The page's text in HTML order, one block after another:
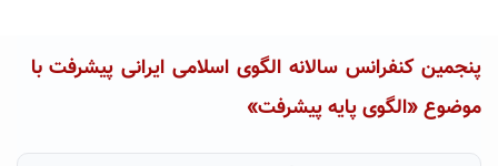
پنجمین کنفرانس سالانه الگوی اسلامی ایرانی پیشرفت با
موضوع «الگوی پایه پیشرفت»